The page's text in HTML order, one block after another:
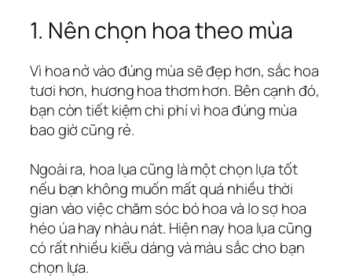
1. Nên chọn hoa theo mùa
Vì hoa nở vào đúng mùa sẽ đẹp hơn, sắc hoa
tươi hơn, hương hoa thơm hơn. Bên cạnh đó,
bạn còn tiết kiệm chi phí vì hoa đúng mùa
bao giờ cũng rẻ.
Ngoài ra, hoa lụa cũng là một chọn lựa tốt
nếu bạn không muốn mất quá nhiều thời
gian vào việc chăm sóc bó hoa và lo sợ hoa
héo úa hay nhàu nát. Hiện nay hoa lụa cũng
có rất nhiều kiểu dáng và màu sắc cho bạn
chọn lựa.